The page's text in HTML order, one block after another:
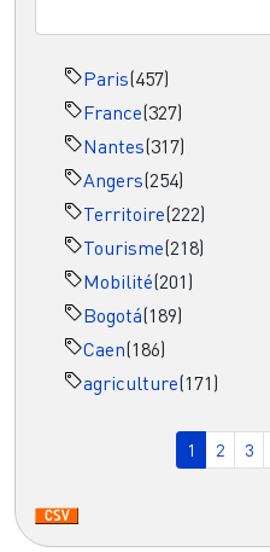
Paris(457)
France(327)
Nantes(317)
Angers(254)
Territoire(222)
Tourisme(218)
Mobilité(201)
Bogotá(189)
Caen(186)
agriculture(171)
Page
1 Page
2 3